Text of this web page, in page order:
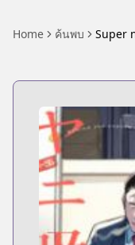
Home ค้นพบ Super